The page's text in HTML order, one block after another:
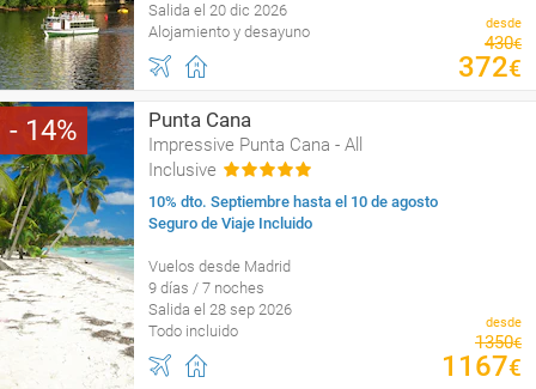
Salida el 20 dic 2026
Alojamiento y desayuno
desde
430€
372€
14 Punta Cana
Impressive Punta Cana - All
Inclusive
10% dto. Septiembre hasta el 10 de agosto
Seguro de Viaje Incluido
Vuelos desde Madrid
9 días / 7 noches
Salida el 28 sep 2026
Todo incluido
desde
1350€
1167€